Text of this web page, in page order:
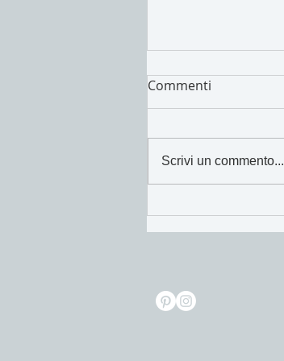
I cibi di Maggio!
Commenti
Scrivi un commento...